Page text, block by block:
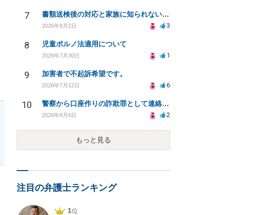
7 書類送検後の対応と家族に知られないための手続きについて相談
2026年8月2日 3
8 児童ポルノ法適用について
2026年7月30日 1
9 加害者で不起訴希望です。
2026年7月12日 6
10 警察から口座作りの詐欺罪として連絡が来ました。
2026年8月6日 2
もっと見る
注目の弁護士ランキング
1位